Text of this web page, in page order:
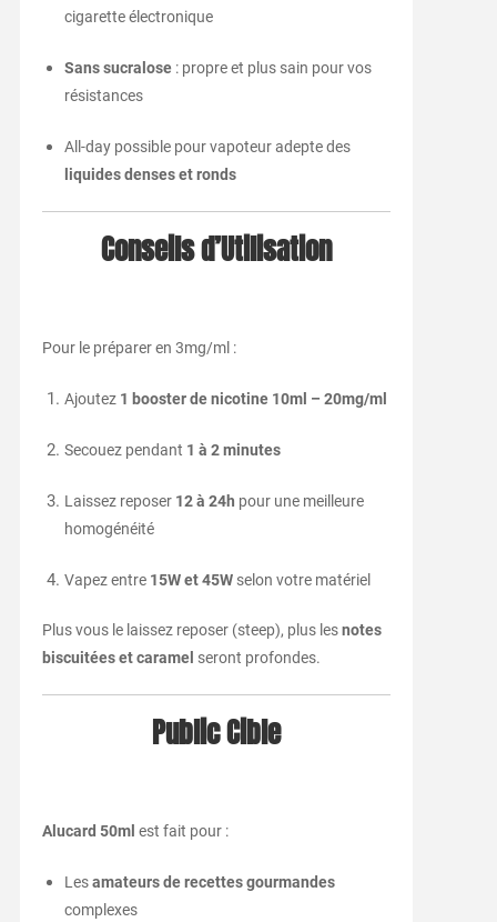
cigarette électronique
Sans sucralose: propre et plus sain pour vos
résistances
All-day possible pour vapoteur adepte des
liquides denses et ronds
Conseils d’Utilisation
Pour le préparer en 3mg/ml :
Ajoutez 1 booster de nicotine 10ml – 20mg/ml
Secouez pendant 1 à 2 minutes
Laissez reposer 12 à 24h pour une meilleure
homogénéité
Vapez entre 15W et 45Wselon votre matériel
Plus vous le laissez reposer (steep), plus lesnotes
biscuitées et caramel seront profondes.
Public Cible
Alucard 50ml est fait pour :
Lesamateurs de recettes gourmandes
complexes